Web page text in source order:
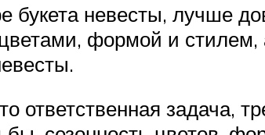
букета невесты, лучше
формой и стилем,
ответственная задача,